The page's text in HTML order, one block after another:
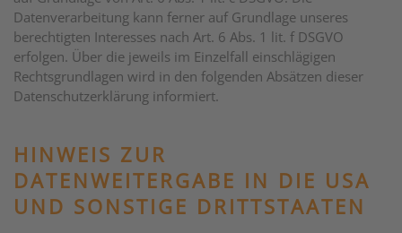
Datenverarbeitung kann ferner auf Grundlage unseres
berechtigten Interesses nach Art. 6 Abs. 1 lit. f DSGVO
erfolgen. Über die jeweils im Einzelfall einschlägigen
Rechtsgrundlagen wird in den folgenden Absätzen dieser
Datenschutzerklärung informiert.
HINWEIS ZUR
DATENWEITERGABE IN DIE USA
UND SONSTIGE DRITTSTAATEN